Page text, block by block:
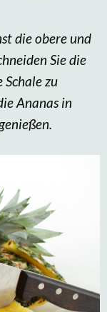
die obere und
Sie die
zu
Ananas in